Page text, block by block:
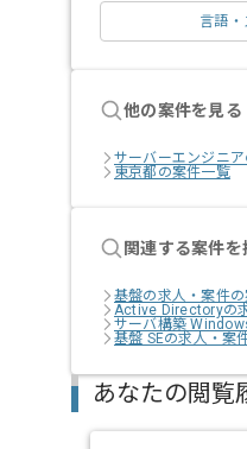
言語・
他の案件を見る
サーバーエンジニ
東京都の案件一覧
関連する案件を
基盤の求人・案件
Active Directoryの
サーバ構築
基盤 SEの求人・案
あなたの閲覧